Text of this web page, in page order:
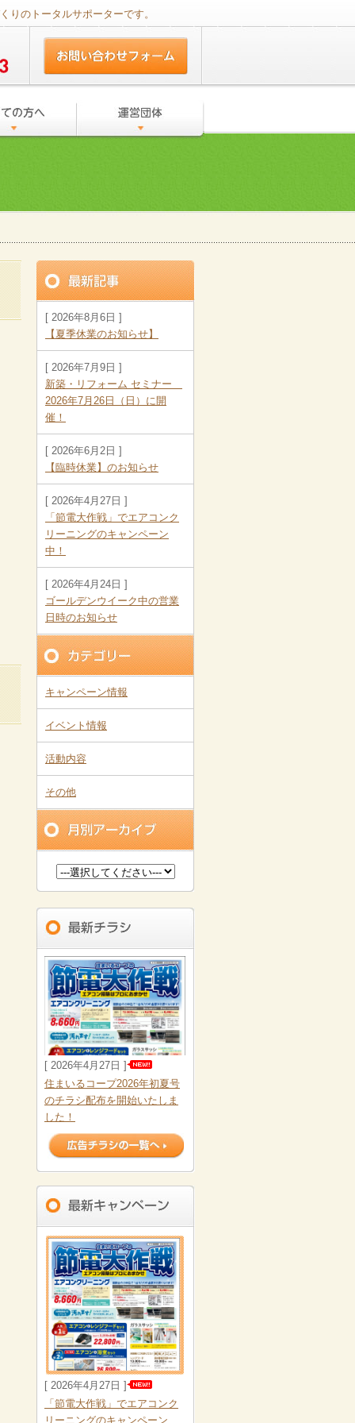
りのトータルサポーターです。
[ 2026年8月6日 ]
【夏季休業のお知らせ】
[ 2026年7月9日 ]
新築・リフォーム セミナー
2026年7月26日（日）に開
催！
[ 2026年6月2日 ]
【臨時休業】のお知らせ
[ 2026年4月27日 ]
「節電大作戦」でエアコンク
リーニングのキャンペーン
中！
[ 2026年4月24日 ]
ゴールデンウイーク中の営業
日時のお知らせ
キャンペーン情報
イベント情報
活動内容
その他
[ 2026年4月27日 ]
住まいるコープ2026年初夏号
のチラシ配布を開始いたしま
した！
[ 2026年4月27日 ]
「節電大作戦」でエアコンク
リーニングのキャンペーン